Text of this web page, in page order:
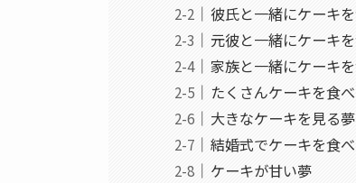
彼氏と一緒にケーキ
元彼と一緒にケーキ
家族と一緒にケーキ
たくさんケーキを食
大きなケーキを見る夢
結婚式でケーキを食
ケーキが甘い夢